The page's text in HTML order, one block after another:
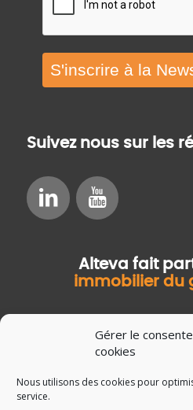
Gérer le
cookies
Nous utilisons des cookies pour
service.
S'inscrire à la
Suivez nous sur les
Alteva fait
immobilier du